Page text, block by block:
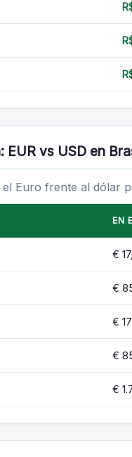
EUR vs USD en
Euro frente al dólar
EN
€
€
€
€
€